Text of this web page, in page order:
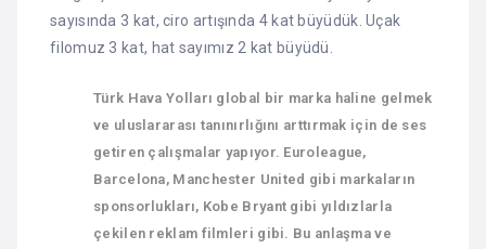
sayısında 3 kat, ciro artışında 4 kat büyüdük. Uçak
filomuz 3 kat, hat sayımız 2 kat büyüdü.
Türk Hava Yolları global bir marka haline gelmek
ve uluslararası tanınırlığını arttırmak için de ses
getiren çalışmalar yapıyor. Euroleague,
Barcelona, Manchester United gibi markaların
sponsorlukları, Kobe Bryant gibi yıldızlarla
çekilen reklam filmleri gibi. Bu anlaşma ve